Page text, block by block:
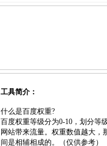
工具简介：
什么是百度权重?
百度权重等级分为0-10，划分等
网站带来流量。权重数值越大
间是相辅相成的。（仅供参考）